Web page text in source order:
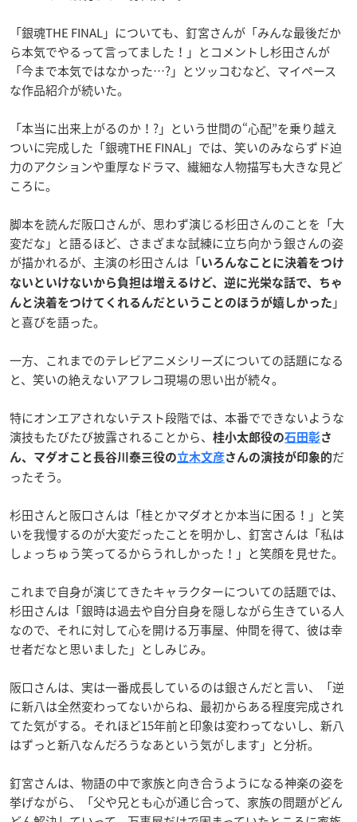
「銀魂THE FINAL」についても、釘宮さんが「みんな最後だか
ら本気でやるって言ってました！」とコメントし杉田さんが
「今まで本気ではなかった…?」とツッコむなど、マイペース
な作品紹介が続いた。
「本当に出来上がるのか！?」という世間の“心配”を乗り越え
ついに完成した「銀魂THE FINAL」では、笑いのみならずド迫
力のアクションや重厚なドラマ、繊細な人物描写も大きな見ど
ころに。
脚本を読んだ阪口さんが、思わず演じる杉田さんのことを「大
変だな」と語るほど、さまざまな試練に立ち向かう銀さんの姿
が描かれるが、主演の杉田さんは「いろんなことに決着をつけ
ないといけないから負担は増えるけど、逆に光栄な話で、ちゃ
んと決着をつけてくれるんだということのほうが嬉しかった 」
と喜びを語った。
一方、これまでのテレビアニメシリーズについての話題になる
と、笑いの絶えないアフレコ現場の思い出が続々。
特にオンエアされないテスト段階では、本番でできないような
演技もたびたび披露されることから、
桂小太郎役の石田彰さ
ん、マダオこと長谷川泰三役の立木文彦さんの演技が印象的だ
ったそう。
杉田さんと阪口さんは「桂とかマダオとか本当に困る！」と笑
いを我慢するのが大変だったことを明かし、釘宮さんは「私は
しょっちゅう笑ってるからうれしかった！」と笑顔を見せた。
これまで自身が演じてきたキャラクターについての話題では、
杉田さんは「銀時は過去や自分自身を隠しながら生きている人
なので、それに対して心を開ける万事屋、仲間を得て、彼は幸
せ者だなと思いました」としみじみ。
阪口さんは、実は一番成長しているのは銀さんだと言い、「逆
に新八は全然変わってないからね、最初からある程度完成され
てた気がする。それほど15年前と印象は変わってないし、新八
はずっと新八なんだろうなあという気がします」と分析。
釘宮さんは、物語の中で家族と向き合うようになる神楽の姿を
挙げながら、「父や兄とも心が通じ合って、家族の問題がどん